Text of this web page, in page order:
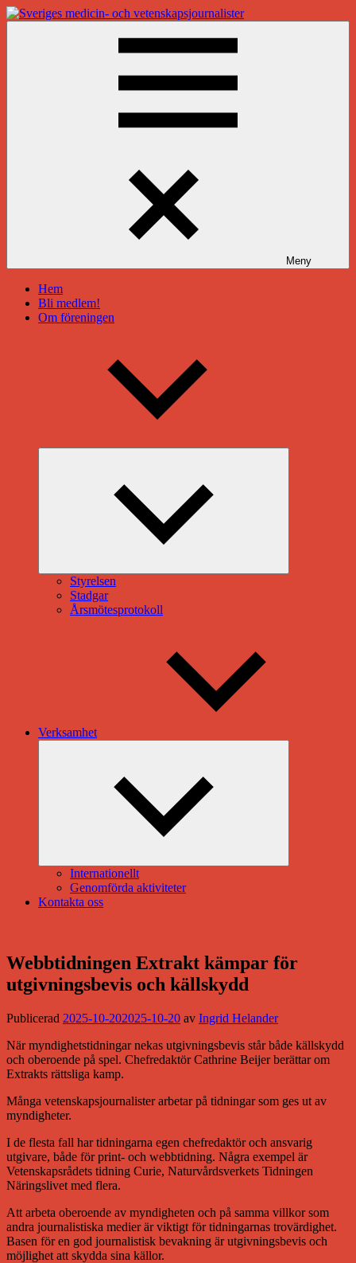
Hoppa
till
Meny
Hem
Bli medlem!
Om föreningen
Styrelsen
Stadgar
Årsmötesprotokoll
Verksamhet
Internationellt
Genomförda aktiviteter
Kontakta oss
Webbtidningen Extrakt kämpar för
utgivningsbevis och källskydd
Publicerad 2025-10-202025-10-20 av Ingrid Helander
När myndighetstidningar nekas utgivningsbevis står både källskydd
och oberoende på spel. Chefredaktör Cathrine Beijer berättar om
Extrakts rättsliga kamp.
Många vetenskapsjournalister arbetar på tidningar som ges ut av
myndigheter.
I de flesta fall har tidningarna egen chefredaktör och ansvarig
utgivare, både för print- och webbtidning. Några exempel är
Vetenskapsrådets tidning Curie, Naturvårdsverkets Tidningen
Näringslivet med flera.
Att arbeta oberoende av myndigheten och på samma villkor som
andra journalistiska medier är viktigt för tidningarnas trovärdighet.
Basen för en god journalistisk bevakning är utgivningsbevis och
möjlighet att skydda sina källor.